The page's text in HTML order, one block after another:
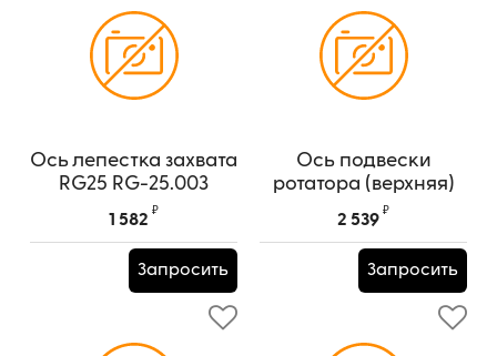
Ось лепестка захвата
RG25 RG-25.003
RG-25.003
1 582
₽
Запросить
Ось подвески
ротатора (верхняя)
VM10
2 539
₽
Запросить